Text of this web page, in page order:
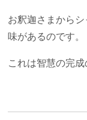
お釈迦さまから
味があるのです。
これは智慧の完成